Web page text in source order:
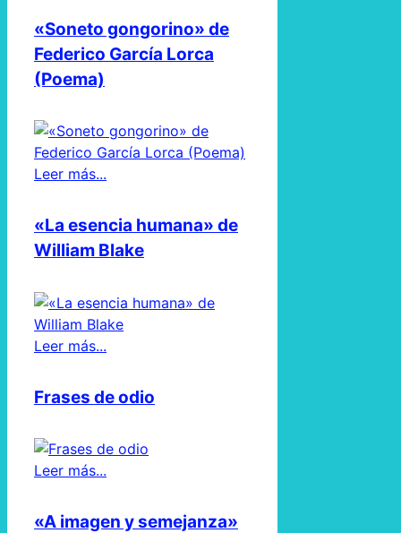
«Soneto gongorino» de
Federico García Lorca
(Poema)
Leer más...
«La esencia humana» de
William Blake
Leer más...
Frases de odio
Leer más...
«A imagen y semejanza»